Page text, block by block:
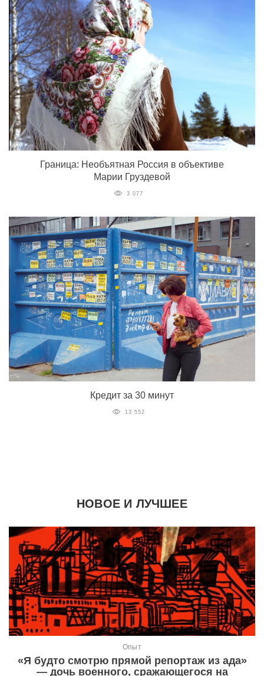
Граница: Необъятная Россия в объективе
Марии Груздевой
3 077
Кредит за 30 минут
13 552
НОВОЕ И ЛУЧШЕЕ
Опыт
«Я будто смотрю прямой репортаж из ада»
— дочь военного, сражающегося на